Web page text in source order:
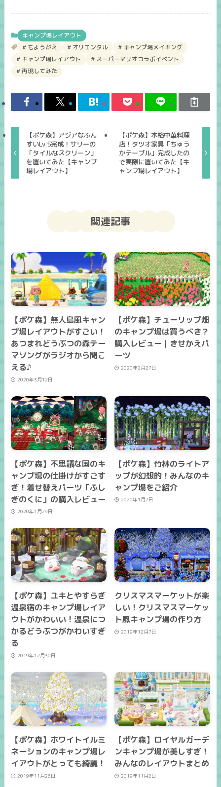
キャンプ場レイアウト
もようがえ
オリエンタル
キャンプ場メイキング
キャンプ場レイアウト
スーパーマリオコラボイベント
再現してみた
【ポケ森】アジアなふん
すいLv.5完成！サリーの
「タイルなスクリーン」
を置いてみた【キャンプ
場レイアウト】
【ポケ森】本格中華料理
店！タツオ家具「ちゅう
かテーブル」完成したの
で実際に置いてみた【キ
ャンプ場レイアウト】
関連記事
【ポケ森】無人島風キャン
プ場レイアウトがすごい！
あつまれどうぶつの森テー
マソングがラジオから聞こ
える♪
2020年3月12日
【ポケ森】チューリップ畑
のキャンプ場は買うべき？
購入レビュー｜きせかえパ
ーツ
2020年2月27日
【ポケ森】不思議な国のキ
ャンプ場の仕掛けがすごす
ぎ！着せ替えパーツ「ふし
ぎのくに」の購入レビュー
2020年1月29日
【ポケ森】竹林のライトア
ップが幻想的！みんなのキ
ャンプ場をご紹介
2020年1月7日
【ポケ森】ユキとやすらぎ
温泉宿のキャンプ場レイア
ウトがかわいい！温泉につ
かるどうぶつがかわいすぎ
る
2019年12月30日
クリスマスマーケットが楽
しい！クリスマスマーケッ
ト風キャンプ場の作り方
2019年12月7日
【ポケ森】ホワイトイルミ
ネーションのキャンプ場レ
イアウトがとっても綺麗！
2019年11月26日
【ポケ森】ロイヤルガーデ
ンキャンプ場が美しすぎ！
みんなのレイアウトまとめ
2019年11月2日